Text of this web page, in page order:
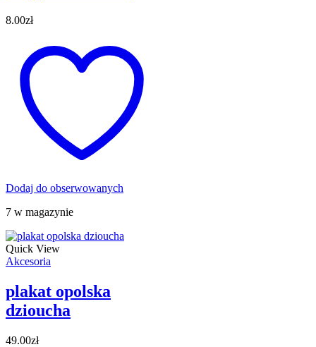
8.00zł
Dodaj do obserwowanych
7 w magazynie
Quick View
Akcesoria
plakat opolska
dzioucha
49.00zł